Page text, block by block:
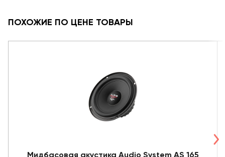
ПОХОЖИЕ ПО ЦЕНЕ ТОВАРЫ
Мидбасовая акустика Audio System AS 165